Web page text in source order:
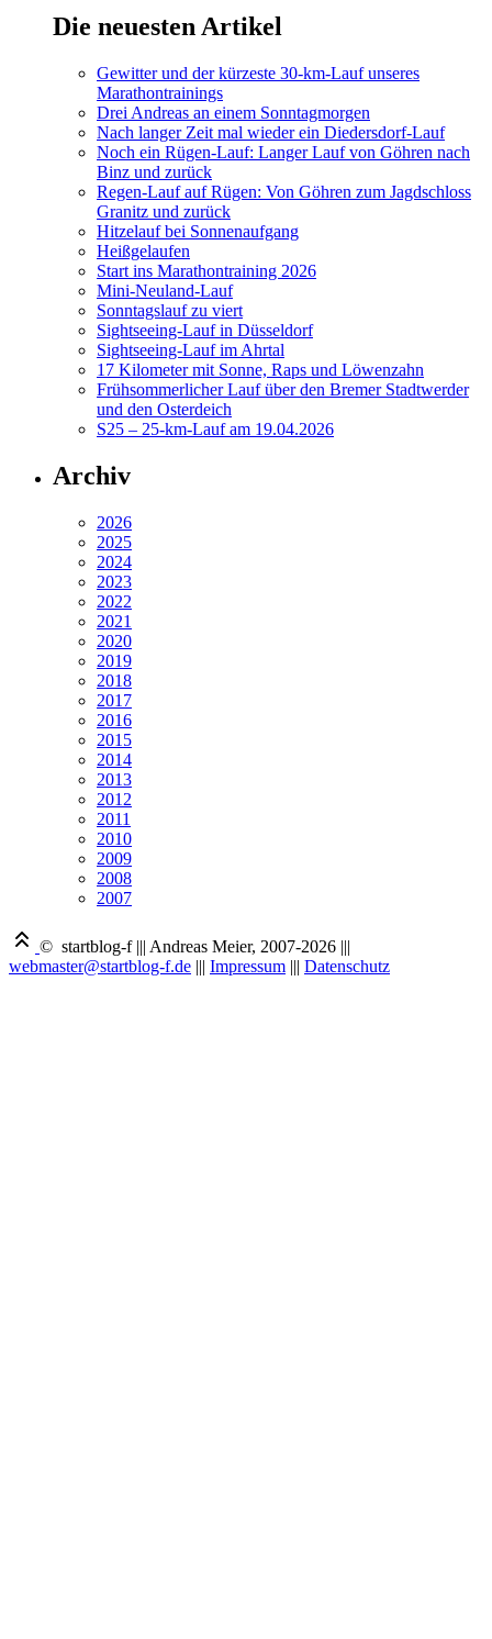
Die neuesten Artikel
Gewitter und der kürzeste 30-km-Lauf unseres
Marathontrainings
Drei Andreas an einem Sonntagmorgen
Nach langer Zeit mal wieder ein Diedersdorf-Lauf
Noch ein Rügen-Lauf: Langer Lauf von Göhren nach
Binz und zurück
Regen-Lauf auf Rügen: Von Göhren zum Jagdschloss
Granitz und zurück
Hitzelauf bei Sonnenaufgang
Heißgelaufen
Start ins Marathontraining 2026
Mini-Neuland-Lauf
Sonntagslauf zu viert
Sightseeing-Lauf in Düsseldorf
Sightseeing-Lauf im Ahrtal
17 Kilometer mit Sonne, Raps und Löwenzahn
Frühsommerlicher Lauf über den Bremer Stadtwerder
und den Osterdeich
S25 – 25-km-Lauf am 19.04.2026
Archiv
2026
2025
2024
2023
2022
2021
2020
2019
2018
2017
2016
2015
2014
2013
2012
2011
2010
2009
2008
2007
© startblog-f ||| Andreas Meier, 2007-2026 |||
webmaster@startblog-f.de ||| Impressum ||| Datenschutz